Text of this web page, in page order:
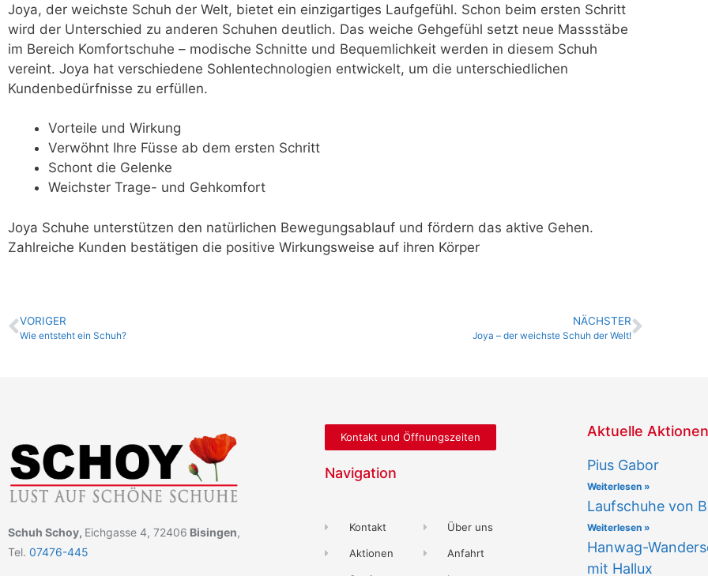
Joya, der weichste Schuh der Welt, bietet ein einzigartiges Laufgefühl. Schon beim ersten Schritt
wird der Unterschied zu anderen Schuhen deutlich. Das weiche Gehgefühl setzt neue Massstäbe
im Bereich Komfortschuhe – modische Schnitte und Bequemlichkeit werden in diesem Schuh
vereint. Joya hat verschiedene Sohlentechnologien entwickelt, um die unterschiedlichen
Kundenbedürfnisse zu erfüllen.
Vorteile und Wirkung
Verwöhnt Ihre Füsse ab dem ersten Schritt
Schont die Gelenke
Weichster Trage- und Gehkomfort
Joya Schuhe unterstützen den natürlichen Bewegungsablauf und fördern das aktive Gehen.
Zahlreiche Kunden bestätigen die positive Wirkungsweise auf ihren Körper
VORIGER
Wie entsteht ein Schuh?
NÄCHSTER
Joya – der weichste Schuh der Welt!
Schuh Schoy, Eichgasse 4, 72406 Bisingen,
Tel. 07476-445
Kontakt und Öffnungszeiten
Navigation
Kontakt
Aktionen
Über uns
Anfahrt
Aktuelle Aktionen
Pius Gabor
Weiterlesen »
Laufschuhe von
Weiterlesen »
Hanwag-
mit Hallux